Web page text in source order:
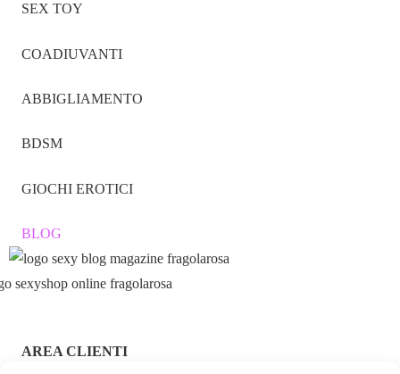
SEX TOY
COADIUVANTI
ABBIGLIAMENTO
BDSM
GIOCHI EROTICI
BLOG
AREA CLIENTI